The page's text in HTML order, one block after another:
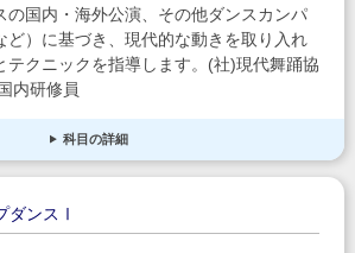
の国内・海外公演、その他ダンスカンパ
ど）に基づき、現代的な動きを取り入れ
テクニックを指導します。(社)現代舞踊協
内研修員
科目の詳細
ダンスⅠ